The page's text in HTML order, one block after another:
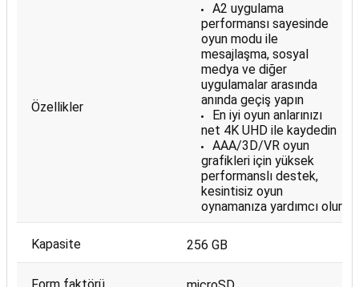
Özellikler
A2 uygulama
performansı sayesinde
oyun modu ile
mesajlaşma, sosyal
medya ve diğer
uygulamalar arasında
anında geçiş yapın
En iyi oyun anlarınızı
net 4K UHD ile kaydedin
AAA/3D/VR oyun
grafikleri için yüksek
performanslı destek,
kesintisiz oyun
oynamanıza yardımcı olur
Kapasite 256 GB